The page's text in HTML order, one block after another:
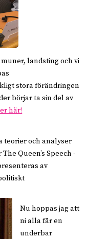
landsting och vi
stora förändringen
börjar ta sin del av
här!
teorier och analyser
Queen’s Speech -
av
Nu hoppas jag att
ni alla får en
underbar